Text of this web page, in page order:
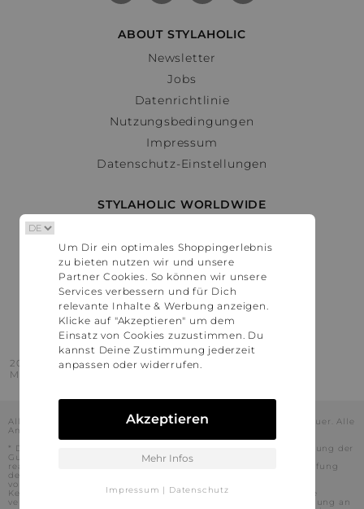
ABOUT STYLAHOLIC
Newsletter
Jobs
Datenrichtlinie
Nutzungsbedingungen
Impressum
Datenschutz-Einstellungen
STYLAHOLIC WORLDWIDE
Österreich
Schweiz
France
United States
2016 - 2026 © Stylaholic.
Made for you with love in munich.
Alle Preise inkl. der jeweils geltenden gesetzlichen Mehrwertsteuer. Alle
Angaben ohne Gewähr.
* Die angezeigten Preise beinhalten Rabatte, die durch die Nutzung der
Gutschein-Codes auf den Seiten unserer Partner voraussichtlich
realisiert werden können. Stylaholic führt keine vollständige Prüfung
der Gutschein-Codes durch und es kann daher in Einzelfällen
vorkommen, dass die Gutscheine abweichend von unserem
Kenntnisstand bei dem jeweiligen Shop nicht oder nur teilweise
verwendet werden können. Darüber hinaus kann deren Verwendung an
Um Dir ein optimales Shoppingerlebnis
zu bieten nutzen wir und unsere
Partner Cookies. So können wir unsere
Services verbessern und für Dich
relevante Inhalte & Werbung anzeigen.
Klicke auf "Akzeptieren" um dem
Einsatz von Cookies zuzustimmen. Du
kannst Deine Zustimmung jederzeit
anpassen oder widerrufen.
Akzeptieren
Mehr Infos
Impressum | Datenschutz